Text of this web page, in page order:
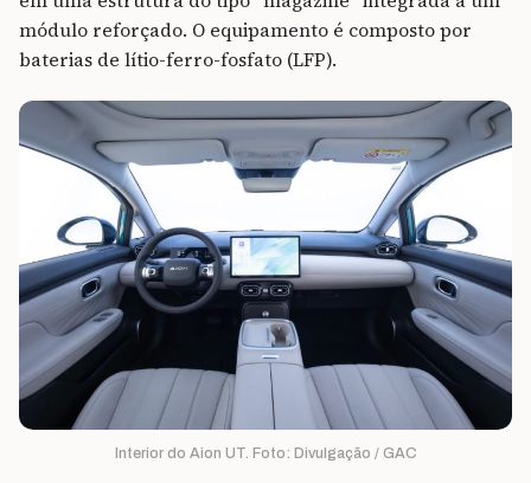
módulo reforçado. O equipamento é composto por
baterias de lítio-ferro-fosfato (LFP).
Interior do Aion UT. Foto: Divulgação / GAC